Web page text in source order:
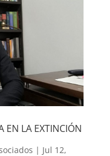
EN LA EXTINCIÓN
| Jul 12,